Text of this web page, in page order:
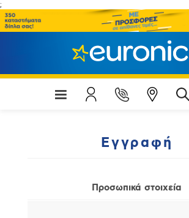
;
Εγγραφή
Προσωπικά στοιχεία